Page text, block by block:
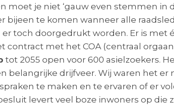
moet je niet ‘gauw even stemmen in
bijeen te komen wanneer alle
toch doorgedrukt worden. Er is met
met het COA (centraal orgaan
tot 2055 open voor 600 asielzoekers.
belangrijke drijfveer. Wij waren het er
te maken en te ervaren of er
levert veel boze inwoners op die